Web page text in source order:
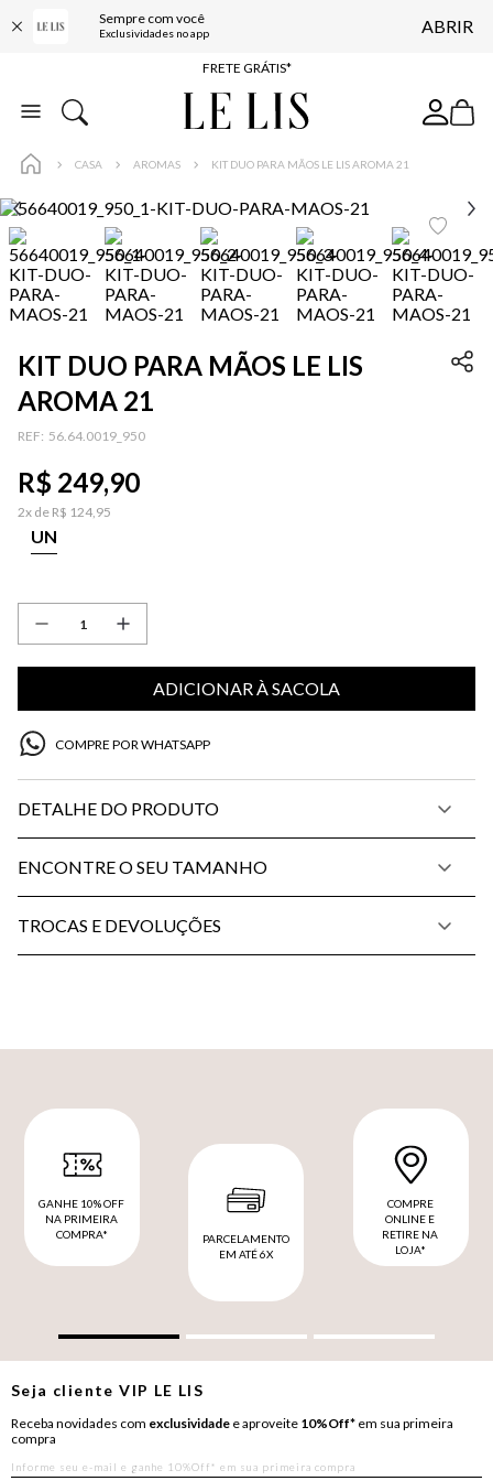
Sempre com você
Exclusividades no app ABRIR
ENTREGA EXPRESSA*
FRETE GRÁTIS*
BAIXE O APP
CASA AROMAS KIT DUO PARA MÃOS LE LIS AROMA 21
KIT DUO PARA MÃOS LE LIS
AROMA 21
: 56.64.0019_950
R$ 249,90
2x de R$ 124,95
UN
ADICIONAR À SACOLA
COMPRE POR WHATSAPP
DETALHE DO PRODUTO
ENCONTRE O SEU TAMANHO
TROCAS E DEVOLUÇÕES
GANHE 10% OFF
NA PRIMEIRA
COMPRA*
PARCELAMENTO
EM ATÉ 6X
COMPRE
ONLINE E
RETIRE NA
LOJA*
Seja clienteVIP LE LIS
Receba novidades com exclusividade e aproveite 10%Off* em sua primeira
compra